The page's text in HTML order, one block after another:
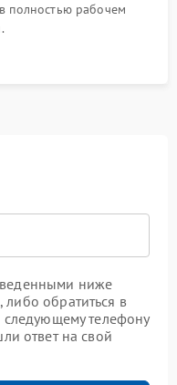
полностью рабочем
ниже
обратиться в
следующему телефону
ответ на свой